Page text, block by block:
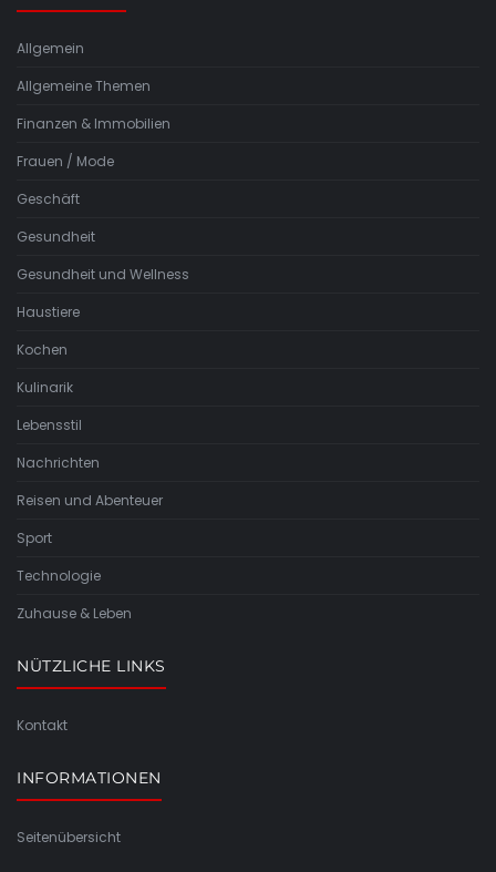
Allgemein
Allgemeine Themen
Finanzen & Immobilien
Frauen / Mode
Geschäft
Gesundheit
Gesundheit und Wellness
Haustiere
Kochen
Kulinarik
Lebensstil
Nachrichten
Reisen und Abenteuer
Sport
Technologie
Zuhause & Leben
NÜTZLICHE LINKS
Kontakt
INFORMATIONEN
Seitenübersicht